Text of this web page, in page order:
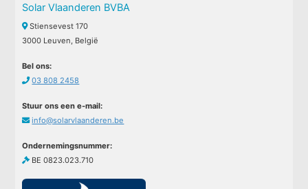
Solar Vlaanderen BVBA
Stiensevest 170
3000 Leuven, België
Bel ons:
03 808 2458
Stuur ons een e-mail:
info@solarvlaanderen.be
Ondernemingsnummer:
BE 0823.023.710